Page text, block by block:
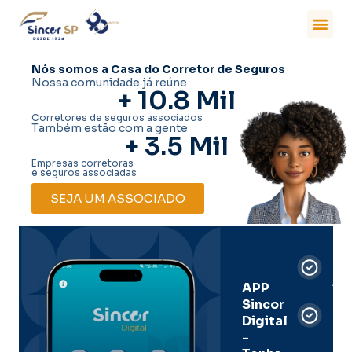
Nós somos a Casa do Corretor de Seguros
Nossa comunidade já reúne
+ 10.8 Mil
Corretores de seguros associados
Também estão com a gente
+ 3.5 Mil
Empresas corretoras
e seguros associadas
SEJA UM ASSOCIADO
APP
Sincor
Digital
-